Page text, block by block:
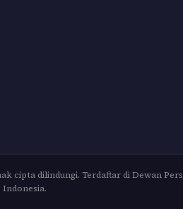
cipta dilindungi. Terdaftar di Dewan Pers
Indonesia.